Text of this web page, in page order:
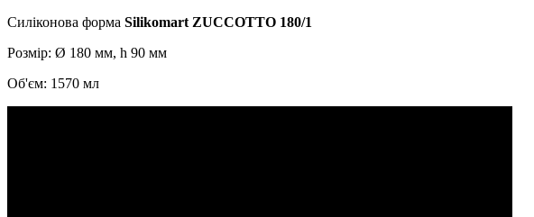
Силіконова форма Silikomart ZUCCOTTO 180/1
Розмір: Ø 180 мм, h 90 мм
Об'єм: 1570 мл